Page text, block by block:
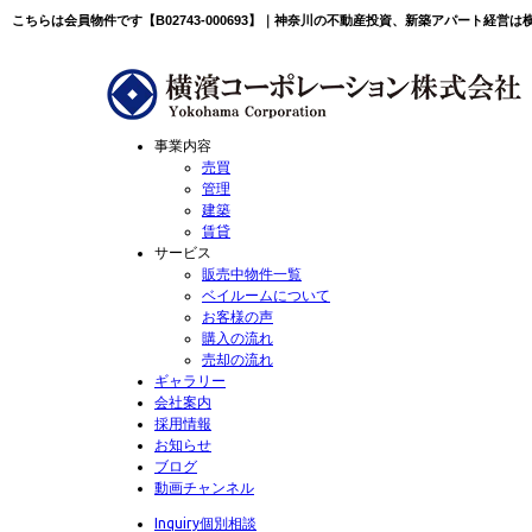
こちらは会員物件です【B02743-000693】｜神奈川の不動産投資、新築アパート経営は
事業内容
売買
管理
建築
賃貸
サービス
販売中物件一覧
ベイルームについて
お客様の声
購入の流れ
売却の流れ
ギャラリー
会社案内
採用情報
お知らせ
ブログ
動画チャンネル
Inquiry個別相談